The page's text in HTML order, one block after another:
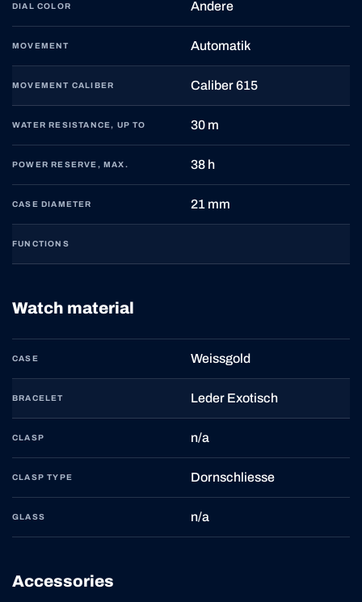
DIAL COLOR Andere
MOVEMENT Automatik
MOVEMENT CALIBER Caliber 615
WATER RESISTANCE, UP TO 30 m
POWER RESERVE, MAX. 38 h
CASE DIAMETER 21 mm
FUNCTIONS
Watch material
CASE Weissgold
BRACELET Leder Exotisch
CLASP n/a
CLASP TYPE Dornschliesse
GLASS n/a
Accessories